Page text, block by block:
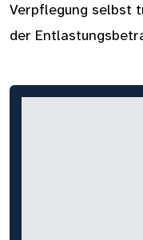
Verpflegung selbst
der